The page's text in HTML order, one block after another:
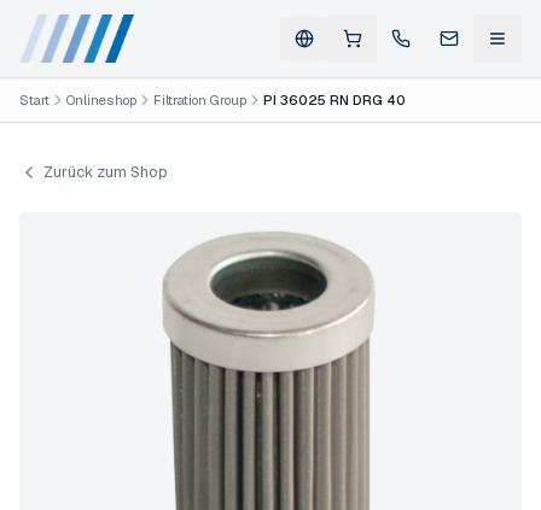
Start Onlineshop Filtration Group PI 36025 RN DRG 40
Zurück zum Shop